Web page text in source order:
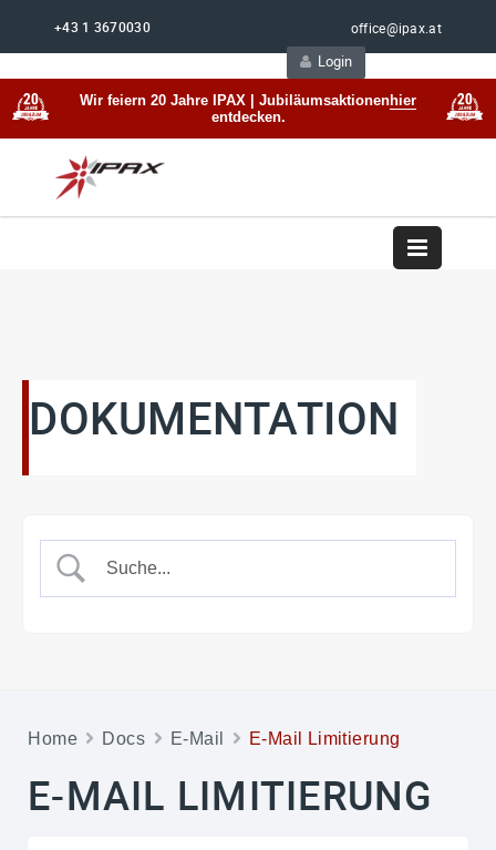
+43 1 3670030
office@ipax.at
Login
Wir feiern 20 Jahre IPAX | Jubiläumsaktionenhier
entdecken.
DOKUMENTATION
Home Docs E-Mail E-Mail Limitierung
E-MAIL LIMITIERUNG